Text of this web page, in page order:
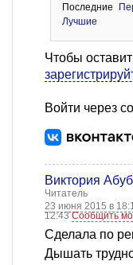
Последние
Лучшие
Чтобы
Войти через
Виктория
Читатель
23 июня 2015 в
12:43Сообщить
Сделала по
Дышать трудно